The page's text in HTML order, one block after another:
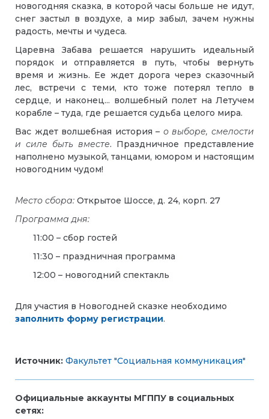
новогодняя сказка, в которой часы больше не идут,
снег застыл в воздухе, а мир забыл, зачем нужны
радость, мечты и чудеса.
Царевна Забава решается нарушить идеальный
порядок и отправляется в путь, чтобы вернуть
время и жизнь. Ее ждет дорога через сказочный
лес, встречи с теми, кто тоже потерял тепло в
сердце, и наконец... волшебный полет на Летучем
корабле – туда, где решается судьба целого мира.
Вас ждет волшебная история – о выборе, смелости
и силе быть вместе. Праздничное представление
наполнено музыкой, танцами, юмором и настоящим
новогодним чудом!
Место сбора: Открытое Шоссе, д. 24, корп. 27
Программа дня:
11:00 – сбор гостей
11:30 – праздничная программа
12:00 – новогодний спектакль
Для участия в Новогодней сказке необходимо
заполнить форму регистрации.
Источник: Факультет "Социальная коммуникация"
Официальные аккаунты МГППУ в социальных
сетях: